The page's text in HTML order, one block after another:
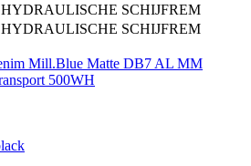
HYDRAULISCHE SCHIJFREM
HYDRAULISCHE SCHIJFREM
500WH